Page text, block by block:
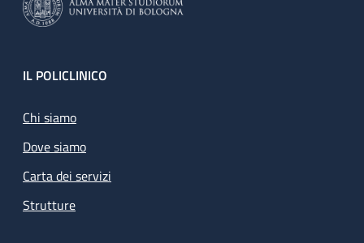
Footer
IL POLICLINICO
Chi siamo
Dove siamo
Carta dei servizi
Strutture